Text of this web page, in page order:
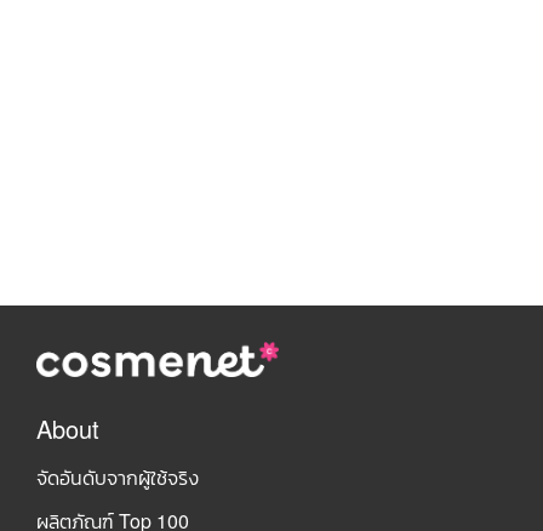
About
จัดอันดับจากผู้ใช้จริง
ผลิตภัณฑ์ Top 100